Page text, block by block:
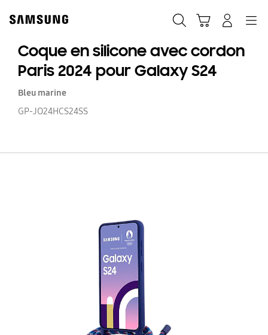
content
Coque en silicone avec cordon
Paris 2024 pour Galaxy S24
Bleu marine
GP-JO24HCS24SS